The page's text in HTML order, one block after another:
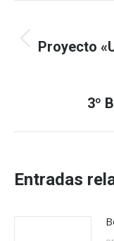
entre
Proyecto
3º
Entradas